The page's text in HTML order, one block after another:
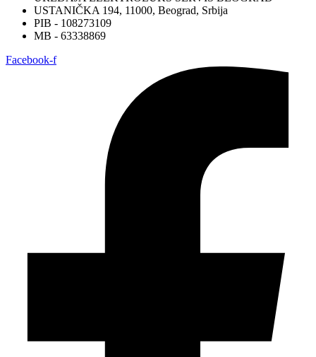
USTANIČKA 194, 11000, Beograd, Srbija
PIB - 108273109
MB - 63338869
Facebook-f